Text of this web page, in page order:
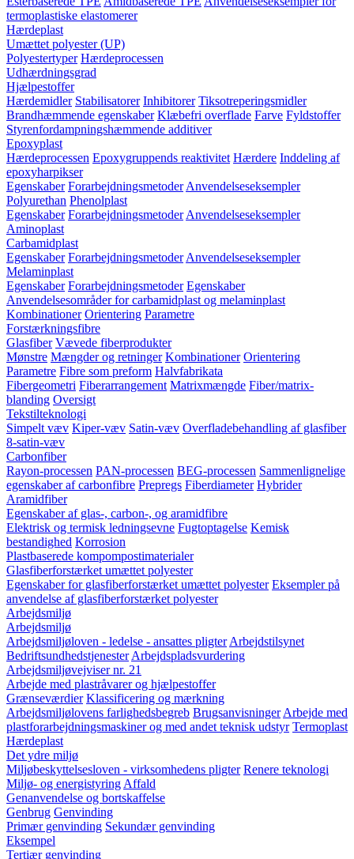
termoplastiske elastomerer
Hærdeplast
Umættet polyester (UP)
Polyestertyper Hærdeprocessen
Udhærdningsgrad
Hjælpestoffer
Hærdemidler Stabilisatorer Inhibitorer Tiksotreperingsmidler
Brandhæmmende egenskaber Klæbefri overflade Farve Fyldstoffer
Styrenfordampningshæmmende additiver
Epoxyplast
Hærdeprocessen Epoxygruppends reaktivitet Hærdere Inddeling af
epoxyharpikser
Egenskaber Forarbejdningsmetoder Anvendelseseksempler
Polyurethan Phenolplast
Egenskaber Forarbejdningsmetoder Anvendelseseksempler
Aminoplast
Carbamidplast
Egenskaber Forarbejdningsmetoder Anvendelseseksempler
Melaminplast
Egenskaber Forarbejdningsmetoder Egenskaber
Anvendelsesområder for carbamidplast og melaminplast
Kombinationer Orientering Parametre
Forstærkningsfibre
Glasfiber Vævede fiberprodukter
Mønstre Mængder og retninger Kombinationer Orientering
Parametre Fibre som preform Halvfabrikata
Fibergeometri Fiberarrangement Matrixmængde Fiber/matrix-
blanding Oversigt
Tekstilteknologi
Simpelt væv Kiper-væv Satin-væv Overfladebehandling af glasfiber
8-satin-væv
Carbonfiber
Rayon-processen PAN-processen BEG-processen Sammenlignelige
egenskaber af carbonfibre Prepregs Fiberdiameter Hybrider
Aramidfiber
Egenskaber af glas-, carbon-, og aramidfibre
Elektrisk og termisk ledningsevne Fugtoptagelse Kemisk
bestandighed Korrosion
Plastbaserede kompompostimaterialer
Glasfiberforstærket umættet polyester
Egenskaber for glasfiberforstærket umættet polyester Eksempler på
anvendelse af glasfiberforstærket polyester
Arbejdsmiljø
Arbejdsmiljø
Arbejdsmiljøloven - ledelse - ansattes pligter Arbejdstilsynet
Bedriftsundhedstjenester Arbejdspladsvurdering
Arbejdsmiljøvejviser nr. 21
Arbejde med plastråvarer og hjælpestoffer
Grænseværdier Klassificering og mærkning
Arbejdsmiljølovens farlighedsbegreb Brugsanvisninger Arbejde med
plastforarbejdningsmaskiner og med andet teknisk udstyr Termoplast
Hærdeplast
Det ydre miljø
Miljøbeskyttelsesloven - virksomhedens pligter Renere teknologi
Miljø- og energistyring Affald
Genanvendelse og bortskaffelse
Genbrug Genvinding
Primær genvinding Sekundær genvinding
Eksempel
Tertiær genvinding